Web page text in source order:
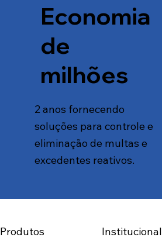
Economia
de
milhões
2 anos fornecendo
soluções para controle e
eliminação de multas e
excedentes reativos.
Produtos Institucional